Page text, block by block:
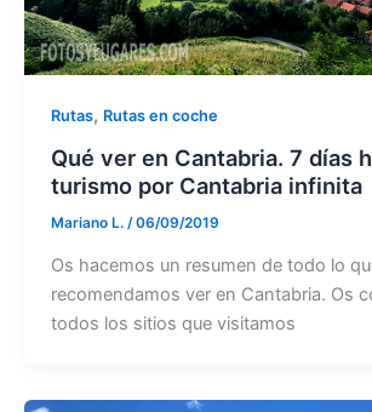
Rutas, Rutas en coche
Qué ver en Cantabria. 7 días
turismo por Cantabria infinita
Mariano L. /06/09/2019
Os hacemos un resumen de todo lo
recomendamos ver en Cantabria. Os
todos los sitios que visitamos